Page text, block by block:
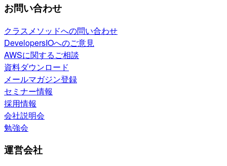
お問い合わせ
クラスメソッドへの問い合わせ
DevelopersIOへのご意見
AWSに関するご相談
資料ダウンロード
メールマガジン登録
セミナー情報
採用情報
会社説明会
勉強会
運営会社